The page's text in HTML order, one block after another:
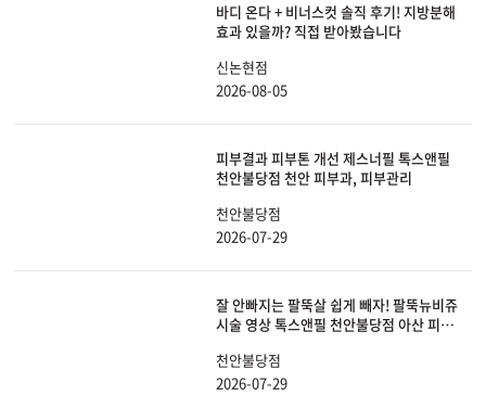
바디 온다 + 비너스컷 솔직 후기! 지방분해
효과 있을까? 직접 받아봤습니다
신논현점
2026-08-05
피부결과 피부톤 개선 제스너필 톡스앤필
천안불당점 천안 피부과, 피부관리
천안불당점
2026-07-29
잘 안빠지는 팔뚝살 쉽게 빼자! 팔뚝뉴비쥬
시술 영상 톡스앤필 천안불당점 아산 피부
천안불당점
2026-07-29